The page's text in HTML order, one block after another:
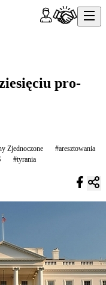
pro-
Zjednoczone
#aresztowania
#tyrania